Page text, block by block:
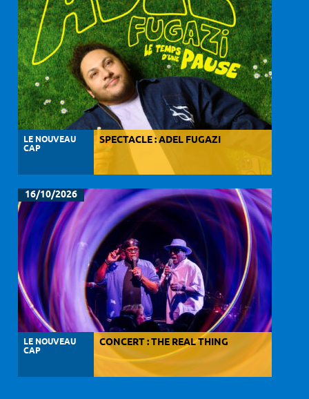
LE NOUVEAU
CAP
SPECTACLE : ADEL FUGAZI
16/10/2026
LE NOUVEAU
CAP
CONCERT : THE REAL THING